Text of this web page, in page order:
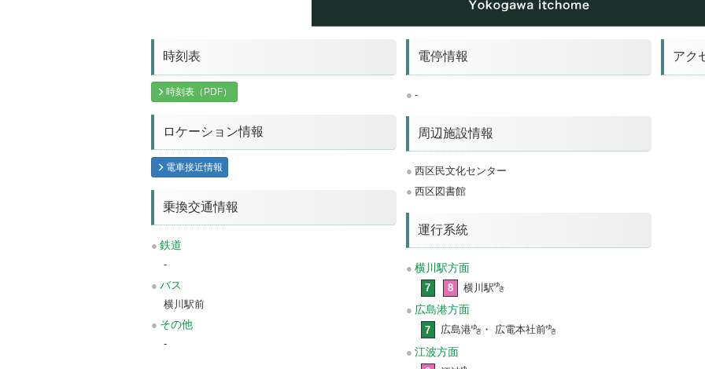
時刻表
時刻表（PDF）
ロケーション情報
電車接近情報
乗換交通情報
鉄道
-
バス
横川駅前
その他
-
電停情報
-
周辺施設情報
西区民文化センター
西区図書館
運行系統
横川駅方面
7 8 横川駅
広島港方面
7 広島港 ・ 広電本社前
江波方面
アク